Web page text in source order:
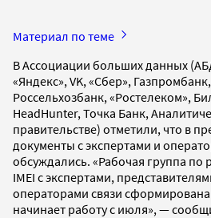
Материал по теме
В Ассоциации больших данных
«Яндекс», VK, «Сбер»,
Россельхозбанк, «Ростелеком»,
HeadHunter, Точка Банк,
правительстве) отметили, что в
документы с экспертами и
обсуждались. «Рабочая группа по
IMEI с экспертами,
операторами связи
начинает работу с июля», —